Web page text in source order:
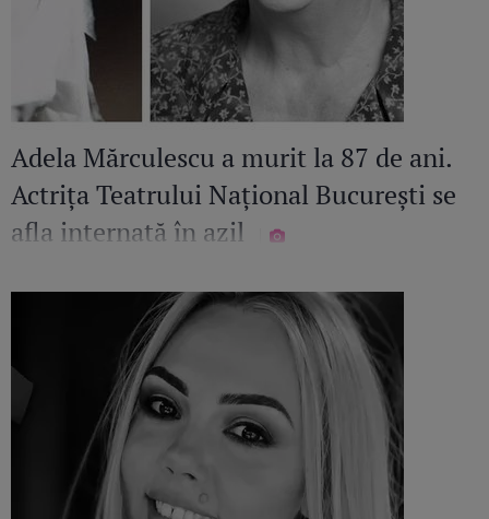
Adela Mărculescu a murit la 87 de ani.
Actrița Teatrului Național București se
afla internată în azil